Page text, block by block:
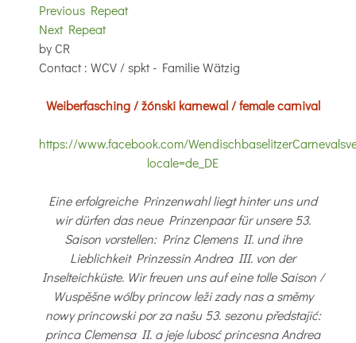
Previous Repeat
Next Repeat
by CR
Contact: WCV / spkt - Familie Wätzig
Weiberfasching / žónski karnewal / female carnival
https://www.facebook.com/
locale=de_DE
Eine erfolgreiche Prinzenwahl liegt hinter uns und
wir dürfen das neue Prinzenpaar für unsere 53.
Saison vorstellen: Prinz Clemens II. und ihre
Lieblichkeit Prinzessin Andrea III. von der
Inselteichküste. Wir freuen uns auf eine tolle Saison /
Wuspěšne wólby princow leži zady nas a směmy
nowy princowski por za našu 53. sezonu předstajić:
princa Clemensa II. a jeje lubosć princesna Andrea